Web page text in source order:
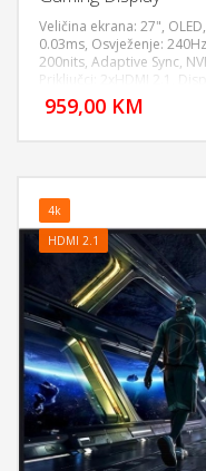
Veličina ekrana: 27",
0.03ms, Osvježenje:
200nits, Adaptive Sync,
Priključci: 2xHDMI 2.1,
959,00 KM
4k
HDMI 2.1